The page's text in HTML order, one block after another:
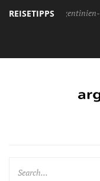
REISETIPPSArgentinien-